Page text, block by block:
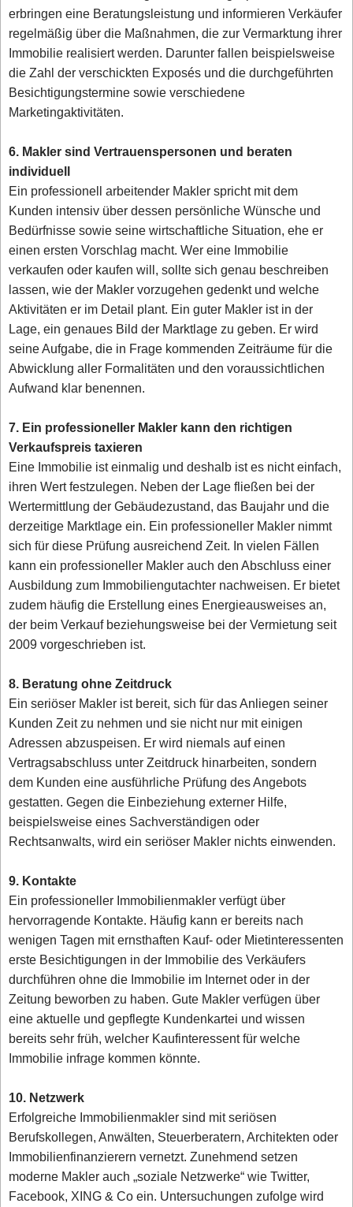
erbringen eine Beratungsleistung und informieren Verkäufer
regelmäßig über die Maßnahmen, die zur Vermarktung ihrer
Immobilie realisiert werden. Darunter fallen beispielsweise
die Zahl der verschickten Exposés und die durchgeführten
Besichtigungstermine sowie verschiedene
Marketingaktivitäten.
6. Makler sind Vertrauenspersonen und beraten
individuell
Ein professionell arbeitender Makler spricht mit dem
Kunden intensiv über dessen persönliche Wünsche und
Bedürfnisse sowie seine wirtschaftliche Situation, ehe er
einen ersten Vorschlag macht. Wer eine Immobilie
verkaufen oder kaufen will, sollte sich genau beschreiben
lassen, wie der Makler vorzugehen gedenkt und welche
Aktivitäten er im Detail plant. Ein guter Makler ist in der
Lage, ein genaues Bild der Marktlage zu geben. Er wird
seine Aufgabe, die in Frage kommenden Zeiträume für die
Abwicklung aller Formalitäten und den voraussichtlichen
Aufwand klar benennen.
7. Ein professioneller Makler kann den richtigen
Verkaufspreis taxieren
Eine Immobilie ist einmalig und deshalb ist es nicht einfach,
ihren Wert festzulegen. Neben der Lage fließen bei der
Wertermittlung der Gebäudezustand, das Baujahr und die
derzeitige Marktlage ein. Ein professioneller Makler nimmt
sich für diese Prüfung ausreichend Zeit. In vielen Fällen
kann ein professioneller Makler auch den Abschluss einer
Ausbildung zum Immobiliengutachter nachweisen. Er bietet
zudem häufig die Erstellung eines Energieausweises an,
der beim Verkauf beziehungsweise bei der Vermietung seit
2009 vorgeschrieben ist.
8. Beratung ohne Zeitdruck
Ein seriöser Makler ist bereit, sich für das Anliegen seiner
Kunden Zeit zu nehmen und sie nicht nur mit einigen
Adressen abzuspeisen. Er wird niemals auf einen
Vertragsabschluss unter Zeitdruck hinarbeiten, sondern
dem Kunden eine ausführliche Prüfung des Angebots
gestatten. Gegen die Einbeziehung externer Hilfe,
beispielsweise eines Sachverständigen oder
Rechtsanwalts, wird ein seriöser Makler nichts einwenden.
9. Kontakte
Ein professioneller Immobilienmakler verfügt über
hervorragende Kontakte. Häufig kann er bereits nach
wenigen Tagen mit ernsthaften Kauf- oder Mietinteressenten
erste Besichtigungen in der Immobilie des Verkäufers
durchführen ohne die Immobilie im Internet oder in der
Zeitung beworben zu haben. Gute Makler verfügen über
eine aktuelle und gepflegte Kundenkartei und wissen
bereits sehr früh, welcher Kaufinteressent für welche
Immobilie infrage kommen könnte.
10. Netzwerk
Erfolgreiche Immobilienmakler sind mit seriösen
Berufskollegen, Anwälten, Steuerberatern, Architekten oder
Immobilienfinanzierern vernetzt. Zunehmend setzen
moderne Makler auch „soziale Netzwerke“ wie Twitter,
Facebook, XING & Co ein. Untersuchungen zufolge wird